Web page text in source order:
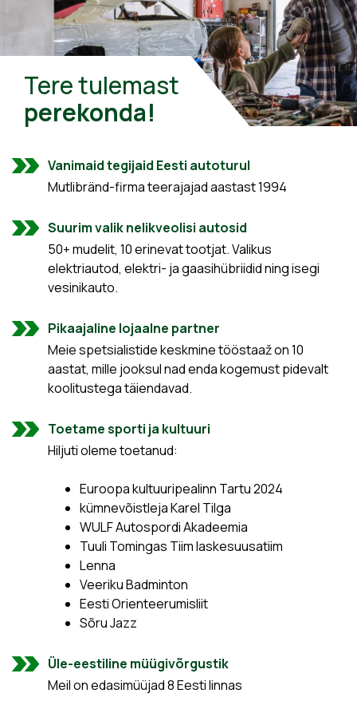
Tere tulemast
perekonda!
Vanimaid tegijaid Eesti autoturul
Mutlibränd-firma teerajajad aastast 1994
Suurim valik nelikveolisi autosid
50+ mudelit, 10 erinevat tootjat. Valikus
elektriautod, elektri- ja gaasihübriidid ning isegi
vesinikauto.
Pikaajaline lojaalne partner
Meie spetsialistide keskmine tööstaaž on 10
aastat, mille jooksul nad enda kogemust pidevalt
koolitustega täiendavad.
Toetame sporti ja kultuuri
Hiljuti oleme toetanud:
Euroopa kultuuripealinn Tartu 2024
kümnevõistleja Karel Tilga
WULF Autospordi Akadeemia
Tuuli Tomingas Tiim laskesuusatiim
Lenna
Veeriku Badminton
Eesti Orienteerumisliit
Sõru Jazz
Üle-eestiline müügivõrgustik
Meil on edasimüüjad 8 Eesti linnas